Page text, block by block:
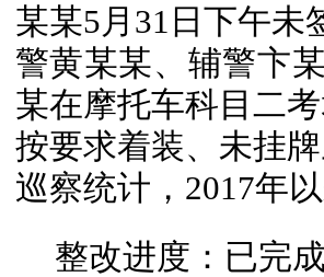
某某5月31日下午未
警黄某某、辅警卞
某在摩托车科目二
按要求着装、未挂
巡察统计，2017年
整改进度：已完成